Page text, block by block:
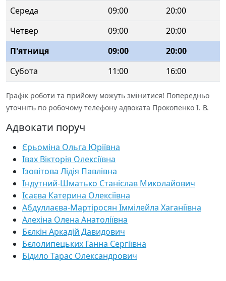
Середа
09:00
20:00
Четвер
09:00
20:00
П'ятниця
09:00
20:00
Субота
11:00 16:00
Графік роботи та прийому можуть змінитися! Попередньо
уточніть по робочому телефону адвоката Прокопенко І. В.
Адвокати поруч
Єрьоміна Ольга Юріївна
Івах Вікторія Олексіївна
Ізовітова Лідія Павлівна
Індутний-Шматько Станіслав Миколайович
Ісаєва Катерина Олексіївна
Абдуллаєва-Мартіросян Іммілейла Хаганіївна
Алехіна Олена Анатоліївна
Бєлкін Аркадій Давидович
Бєлолипецьких Ганна Сергіївна
Бідило Тарас Олександрович